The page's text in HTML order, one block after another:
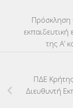
Πρόσκληση
της Α’
ΠΔΕ
Διευθυντή